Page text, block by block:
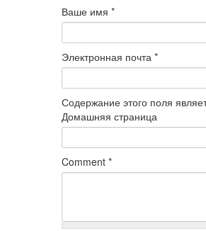
Ваше имя *
Электронная почта *
Содержание этого поля
Домашняя страница
Comment *